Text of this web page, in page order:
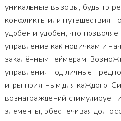
уникальные вызовы, будь то
конфликты или путешествия
удобен и удобен, что
управление как новичкам и
закалённым геймерам.
управления под личные
игры приятным для каждого.
вознаграждений стимулирует
элементы, обеспечивая